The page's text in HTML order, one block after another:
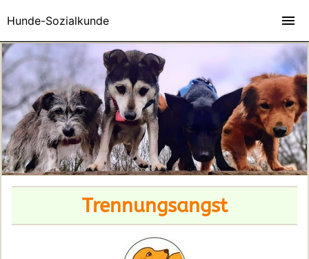
Trennungsangst
Hunde-Sozialkunde